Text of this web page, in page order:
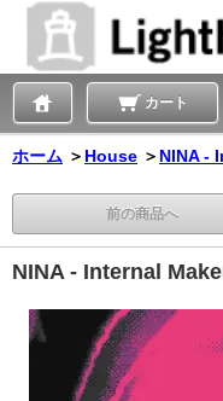
カート
ホーム ＞ House ＞ NINA -
前の商品へ
NINA - Internal